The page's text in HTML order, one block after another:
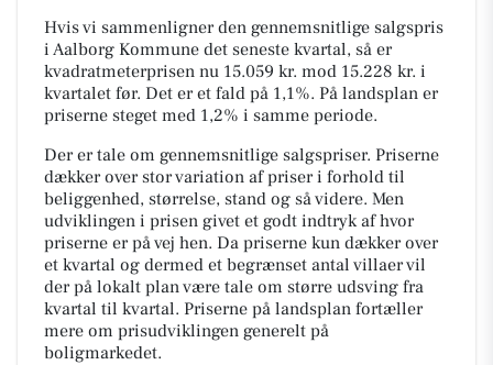
Hvis vi sammenligner den gennemsnitlige salgspris
i Aalborg Kommune det seneste kvartal, så er
kvadratmeterprisen nu 15.059 kr. mod 15.228 kr. i
kvartalet før. Det er et fald på 1,1%. På landsplan er
priserne steget med 1,2% i samme periode.
Der er tale om gennemsnitlige salgspriser. Priserne
dækker over stor variation af priser i forhold til
beliggenhed, størrelse, stand og så videre. Men
udviklingen i prisen givet et godt indtryk af hvor
priserne er på vej hen. Da priserne kun dækker over
et kvartal og dermed et begrænset antal villaer vil
der på lokalt plan være tale om større udsving fra
kvartal til kvartal. Priserne på landsplan fortæller
mere om prisudviklingen generelt på
boligmarkedet.